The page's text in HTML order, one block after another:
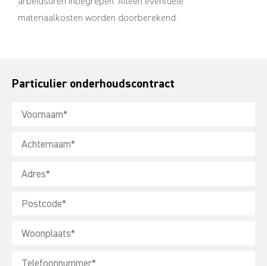
materiaalkosten worden doorberekend.
Particulier onderhoudscontract